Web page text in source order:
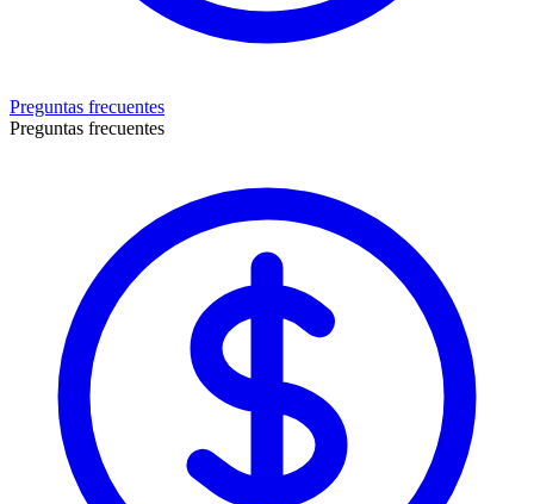
Preguntas frecuentes
Preguntas frecuentes